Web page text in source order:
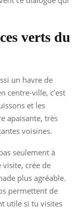
verts du
un havre de
centre-ville, c’est
et les
apaisante, très
voisines.
seulement à
crée de
plus agréable.
permettent de
utile si tu visites